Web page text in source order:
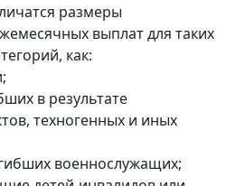
размеры
выплат для таких
как:
в результате
техногенных и иных
военнослужащих;